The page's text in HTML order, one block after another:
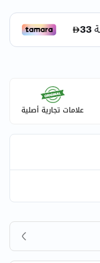
علامات تجارية أصلية